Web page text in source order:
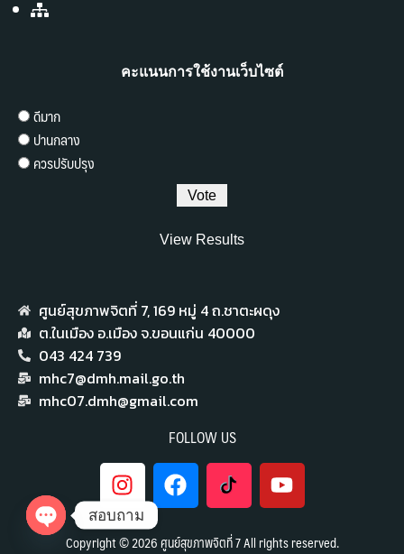
คะแนนการใช้งานเว็บไซต์
ดีมาก
ปานกลาง
ควรปรับปรุง
View Results
ศูนย์สุขภาพจิตที่ 7,​ 169 หมู่ 4 ถ.ชาตะผดุง
ต.ในเมือง อ.เมือง จ.ขอนแก่น 40000
043 424 739
mhc7@dmh.mail.go.th
mhc07.dmh@gmail.com
FOLLOW US
Copyright © 2026 ศูนย์สุขภาพจิตที่ 7 All rights reserved.
สอบถาม
Open chaty